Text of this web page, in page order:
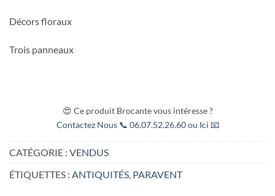
Décors floraux
Trois panneaux
😍 Ce produit Brocante vous intéresse ?
Contactez Nous 📞 06.07.52.26.60 ou Ici 📧
CATÉGORIE : VENDUS
ÉTIQUETTES : ANTIQUITÉS, PARAVENT